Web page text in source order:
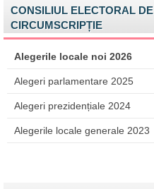
CONSILIUL ELECTORAL DE
CIRCUMSCRIPȚIE
Alegerile locale noi 2026
Alegeri parlamentare 2025
Alegeri prezidențiale 2024
Alegerile locale generale 2023